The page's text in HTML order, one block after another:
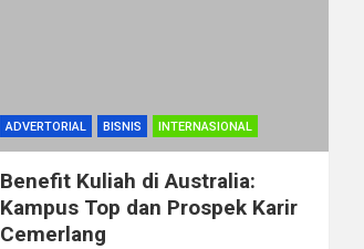
ADVERTORIAL BISNIS INTERNASIONAL
Benefit Kuliah di Australia:
Kampus Top dan Prospek Karir
Cemerlang